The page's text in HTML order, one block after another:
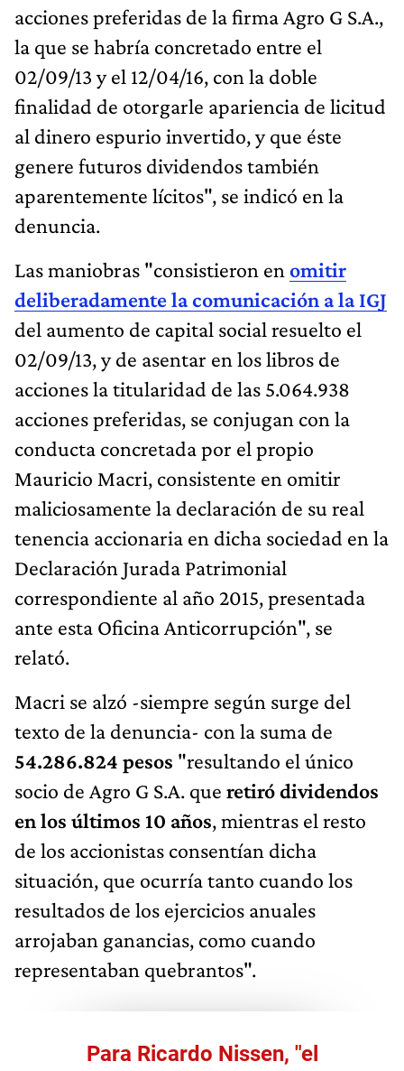
acciones preferidas de la firma Agro G S.A.,
la que se habría concretado entre el
02/09/13 y el 12/04/16, con la doble
finalidad de otorgarle apariencia de licitud
al dinero espurio invertido, y que éste
genere futuros dividendos también
aparentemente lícitos", se indicó en la
denuncia.
Las maniobras "consistieron en omitir
deliberadamente la comunicación a la IGJ
del aumento de capital social resuelto el
02/09/13, y de asentar en los libros de
acciones la titularidad de las 5.064.938
acciones preferidas, se conjugan con la
conducta concretada por el propio
Mauricio Macri, consistente en omitir
maliciosamente la declaración de su real
tenencia accionaria en dicha sociedad en la
Declaración Jurada Patrimonial
correspondiente al año 2015, presentada
ante esta Oficina Anticorrupción", se
relató.
Macri se alzó -siempre según surge del
texto de la denuncia- con la suma de
54.286.824 pesos "resultando el único
socio de Agro G S.A. que retiró dividendos
en los últimos 10 años, mientras el resto
de los accionistas consentían dicha
situación, que ocurría tanto cuando los
resultados de los ejercicios anuales
arrojaban ganancias, como cuando
representaban quebrantos".
Para Ricardo Nissen, "el